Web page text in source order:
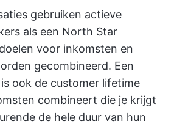
gebruiken actieve
als een North Star
voor inkomsten en
gecombineerd. Een
ook de customer lifetime
combineert die je krijgt
de hele duur van hun